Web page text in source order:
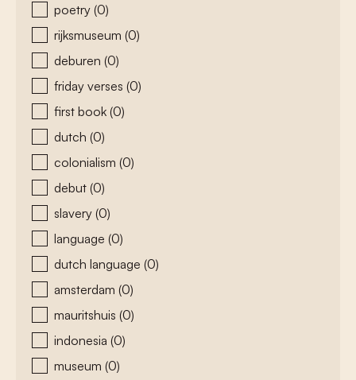
zoeken - tags
poetry (0)
rijksmuseum (0)
deburen (0)
friday verses (0)
first book (0)
dutch (0)
colonialism (0)
debut (0)
slavery (0)
language (0)
dutch language (0)
amsterdam (0)
mauritshuis (0)
indonesia (0)
museum (0)